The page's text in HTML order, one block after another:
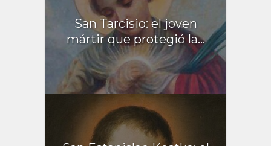
San Tarcisio: el joven
mártir que protegió la...